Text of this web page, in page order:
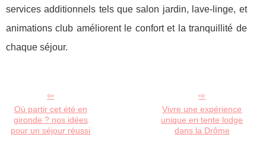
services additionnels tels que salon jardin, lave-linge, et
animations club améliorent le confort et la tranquillité de
chaque séjour.
Où partir cet été en
gironde ? nos idées
pour un séjour réussi
Vivre une expérience
unique en tente lodge
dans la Drôme